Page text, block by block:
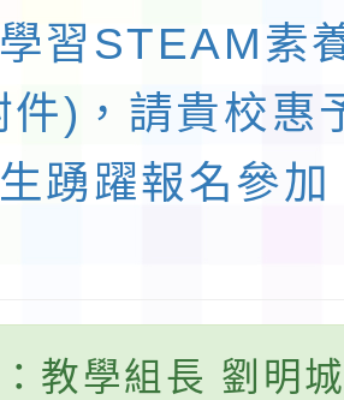
習STEAM素
件)，請貴校惠
踴躍報名參加
教學組長 劉明